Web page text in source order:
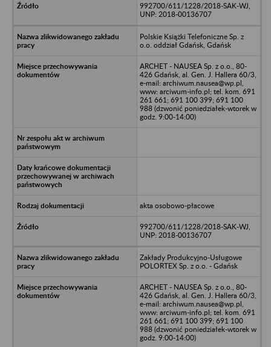
992700/611/1228/2018-SAK-WJ,
UNP: 2018-00136707
Polskie Książki Telefoniczne Sp. z
o.o. oddział Gdańsk, Gdańsk
ARCHET - NAUSEA Sp. z o.o., 80-
426 Gdańsk, al. Gen. J. Hallera 60/3,
e-mail: archiwum.nausea@wp.pl,
www: arciwum-info.pl; tel. kom. 691
261 661; 691 100 399; 691 100
988 (dzwonić poniedziałek-wtorek w
godz. 9:00-14:00)
akta osobowo-płacowe
992700/611/1228/2018-SAK-WJ,
UNP: 2018-00136707
Zakłady Produkcyjno-Usługowe
POLORTEX Sp. z o.o. - Gdańsk
ARCHET - NAUSEA Sp. z o.o., 80-
426 Gdańsk, al. Gen. J. Hallera 60/3,
e-mail: archiwum.nausea@wp.pl,
www: arciwum-info.pl; tel. kom. 691
261 661; 691 100 399; 691 100
988 (dzwonić poniedziałek-wtorek w
godz. 9:00-14:00)